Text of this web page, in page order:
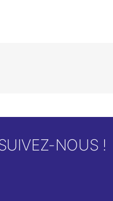
NOUS !